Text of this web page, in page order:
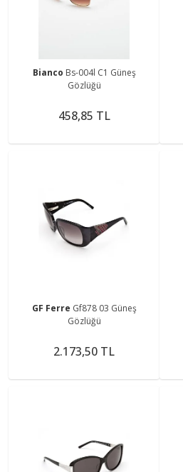
Bianco Bs-004l C1 Güneş
Gözlüğü
458,85 TL
GF Ferre Gf878 03 Güneş
Gözlüğü
2.173,50 TL